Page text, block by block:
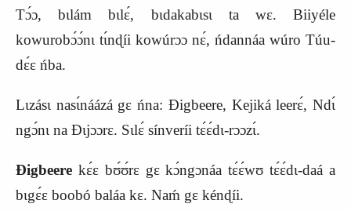
Tɔ́ɔ, bɩlám bɩlɛ́, bɩdakabɩsɩ ta wɛ. Biiyéle
kowurobɔ́ɔ́nɩ tɩ́nɖíi kowúrɔɔ nɛ́, ńdannáa wúro Túu-
dɛ́ɛ ńba.
Lɩzásɩ nasɩ́náázá gɛ ńna: Ɖigbeere, Kejiká leerɛ́, Ndɩ́
ngɔ́nɩ na Ɖɩjɔɔrɛ. Sɩlɛ́ sínveríi tɛ́ɛ́dɩ-rɔɔzɩ́.
Ɖigbeere kɛ́ɛ bʊ́ʊ́rɛ gɛ kɔ́ngɔnáa tɛ́ɛ́wʊ tɛ́ɛ́dɩ-daá a
bɩgɛ́ɛ boobó baláa kɛ. Naḿ gɛ kénɖíi.